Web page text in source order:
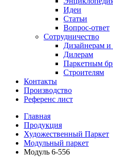
Идеи
Статьи
Вопрос-ответ
Сотрудничество
Дизайнерам и
Дилерам
Паркетным
Строителям
Контакты
Производство
Референс лист
Главная
Продукция
Художественный Паркет
Модульный паркет
Модуль 6-556